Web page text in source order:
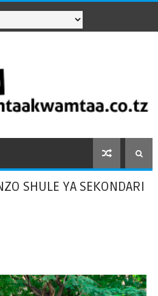
SHULE YA SEKONDARI